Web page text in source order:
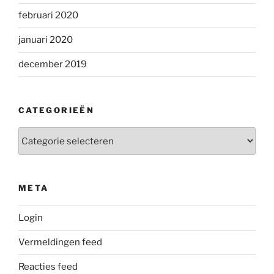
februari 2020
januari 2020
december 2019
CATEGORIEËN
META
Login
Vermeldingen feed
Reacties feed